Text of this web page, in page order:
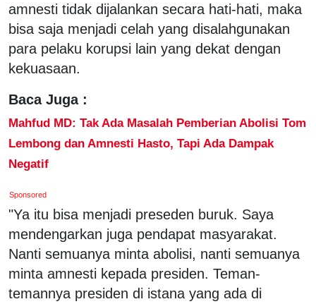
amnesti tidak dijalankan secara hati-hati, maka
bisa saja menjadi celah yang disalahgunakan
para pelaku korupsi lain yang dekat dengan
kekuasaan.
Baca Juga :
Mahfud MD: Tak Ada Masalah Pemberian Abolisi Tom
Lembong dan Amnesti Hasto, Tapi Ada Dampak
Negatif
Sponsored
"Ya itu bisa menjadi preseden buruk. Saya
mendengarkan juga pendapat masyarakat.
Nanti semuanya minta abolisi, nanti semuanya
minta amnesti kepada presiden. Teman-
temannya presiden di istana yang ada di